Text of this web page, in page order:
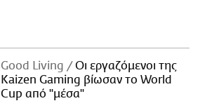
Good Living
Οι εργαζόμενοι της
Kaizen Gaming βίωσαν το World
Cup από "μέσα"